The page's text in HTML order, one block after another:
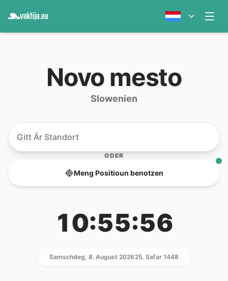
Novo mesto
Slowenien
ODER
Meng Positioun benotzen
10:55:56
Samschdeg, 8. August 202625. Safar 1448